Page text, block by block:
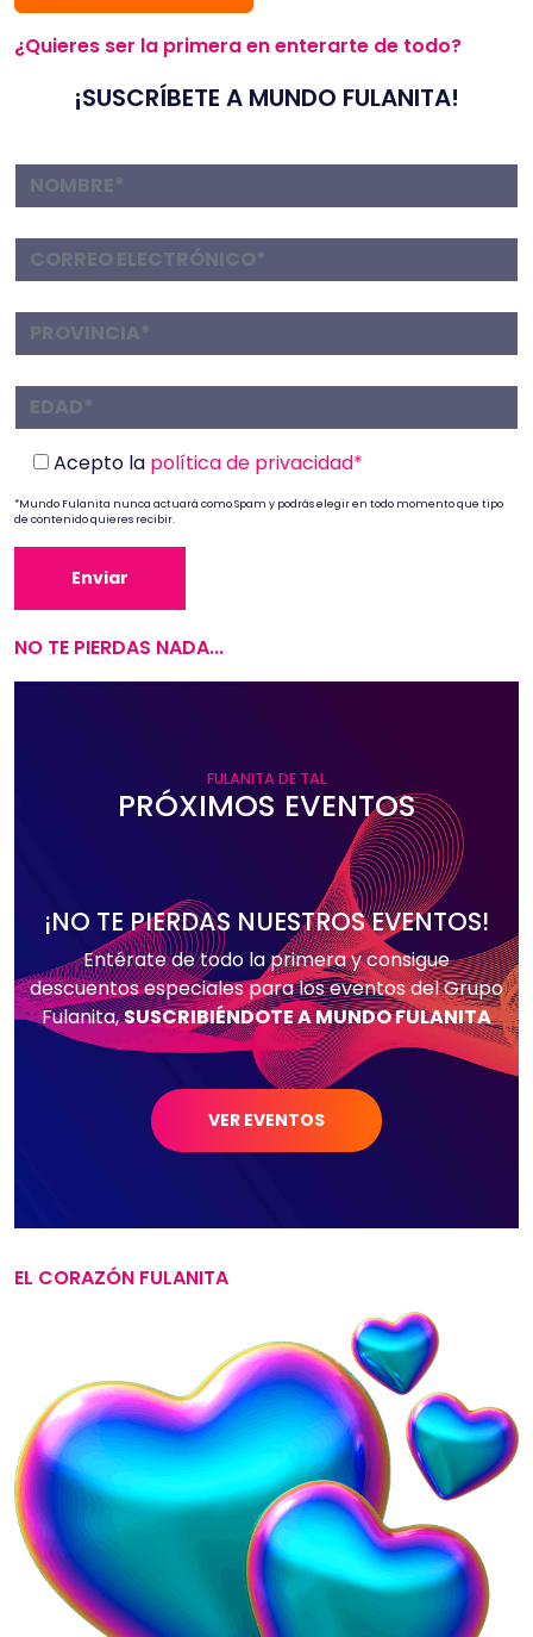
¿Quieres ser la primera en enterarte de todo?
¡SUSCRÍBETE A MUNDO FULANITA!
Acepto la política de privacidad*
*Mundo Fulanita nunca actuará como Spam y podrás elegir en todo momento que tipo
de contenido quieres recibir.
NO TE PIERDAS NADA...
FULANITA DE TAL
PRÓXIMOS EVENTOS
¡NO TE PIERDAS NUESTROS EVENTOS!
Entérate de todo la primera y consigue
descuentos especiales para los eventos del Grupo
Fulanita,SUSCRIBIÉNDOTE A MUNDO FULANITA
VER EVENTOS
EL CORAZÓN FULANITA